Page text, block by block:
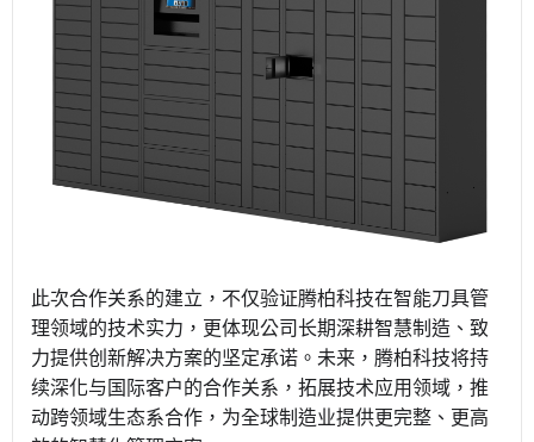
此次合作关系的建立，不仅验证腾柏科技在智能刀具管
理领域的技术实力，更体现公司长期深耕智慧制造、致
力提供创新解决方案的坚定承诺。未来，腾柏科技将持
续深化与国际客户的合作关系，拓展技术应用领域，推
动跨领域生态系合作，为全球制造业提供更完整、更高